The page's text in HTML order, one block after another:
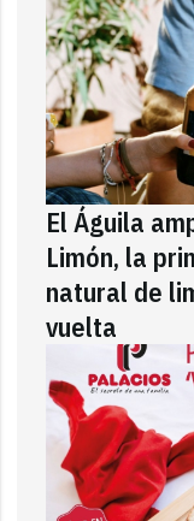
El Águila
Limón, la
natural de
vuelta